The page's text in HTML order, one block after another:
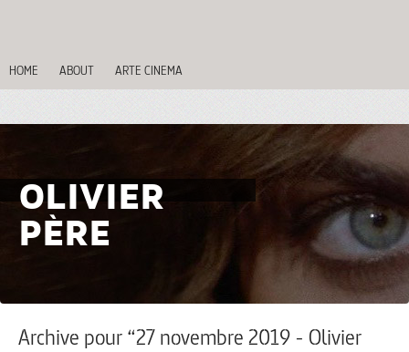
HOME ABOUT ARTE CINEMA
OLIVIER
PÈRE
Archive pour “27 novembre 2019 - Olivier